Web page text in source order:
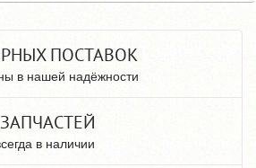
ПОСТАВОК
в нашей надёжности
в наличии